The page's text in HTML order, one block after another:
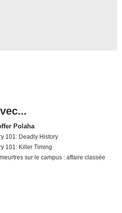
Polaha
101: Deadly History
101: Killer Timing
sur le campus : affaire classée